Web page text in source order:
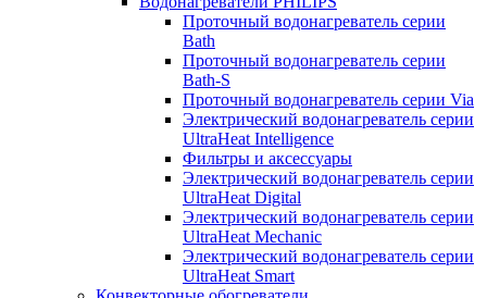
Проточный водонагреватель серии
Bath
Проточный водонагреватель серии
Bath-S
Проточный водонагреватель серии Via
Электрический водонагреватель серии
UltraHeat Intelligence
Фильтры и аксессуары
Электрический водонагреватель серии
UltraHeat Digital
Электрический водонагреватель серии
UltraHeat Mechanic
Электрический водонагреватель серии
UltraHeat Smart